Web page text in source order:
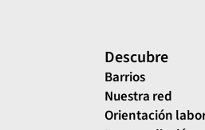
Descubre
Barrios
Nuestra red
Orientación